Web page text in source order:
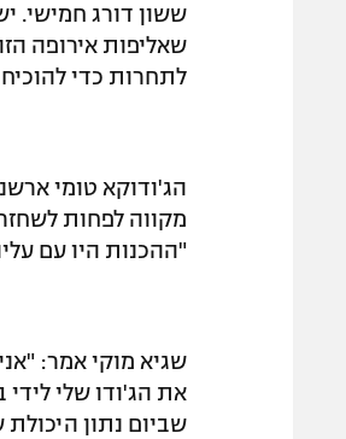
ששון דורג חמישי.
שאליפות אירופה
לתחרות כדי
מקווה לפחות
"ההכנות היו עם
שגיא מוקי אמר:
את הג'ודו שלי לידי
שביום נתון היכולת